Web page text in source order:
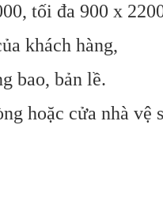
tối đa 900 x
khách hàng,
bao, bản lề.
hoặc cửa nhà vệ